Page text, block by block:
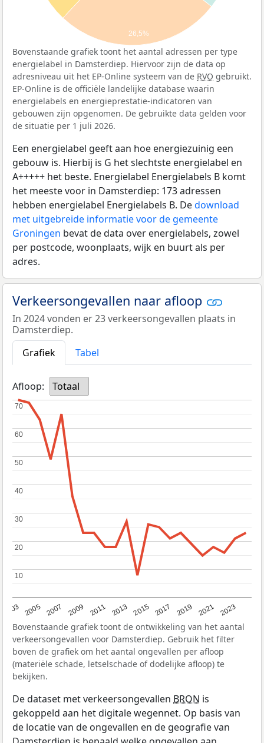
26,5%
Bovenstaande grafiek toont het aantal adressen per type
energielabel in Damsterdiep. Hiervoor zijn de data op
adresniveau uit het EP-Online systeem van de RVO gebruikt.
EP-Online is de officiële landelijke database waarin
energielabels en energieprestatie-indicatoren van
gebouwen zijn opgenomen. De gebruikte data gelden voor
de situatie per 1 juli 2026.
Een energielabel geeft aan hoe energiezuinig een
gebouw is. Hierbij is G het slechtste energielabel en
A+++++ het beste. Energielabel Energielabels B komt
het meeste voor in Damsterdiep: 173 adressen
hebben energielabel Energielabels B. Dedownload
met uitgebreide informatie voor de gemeente
Groningen bevat de data over energielabels, zowel
per postcode, woonplaats, wijk en buurt als per
adres.
Verkeersongevallen naar afloop
In 2024 vonden er 23 verkeersongevallen plaats in
Damsterdiep.
Grafiek
Tabel
Afloop: Totaal
2003 2005 2007 2009 2011 2013 2015 2017 2019 2021 2023
10
10
20
20
30
30
40
40
50
50
60
60
70
70
Bovenstaande grafiek toont de ontwikkeling van het aantal
verkeersongevallen voor Damsterdiep. Gebruik het filter
boven de grafiek om het aantal ongevallen per afloop
(materiële schade, letselschade of dodelijke afloop) te
bekijken.
De dataset met verkeersongevallen BRON is
gekoppeld aan het digitale wegennet. Op basis van
de locatie van de ongevallen en de geografie van